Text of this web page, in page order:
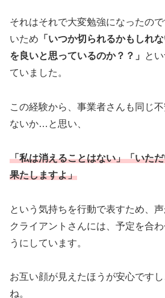
それはそれで大変勉強になったの
いため 「いつか切られるかもしれ
を良いと思っているのか？？」
と
ていました。
この経験から、事業者さんも同じ
ないか…と思い、
「私は消えることはない」「いた
果たしますよ」
という気持ちを行動で表すため、
クライアントさんには、予定を合
うにしています。
お互い顔が見えたほうが安心です
ね。